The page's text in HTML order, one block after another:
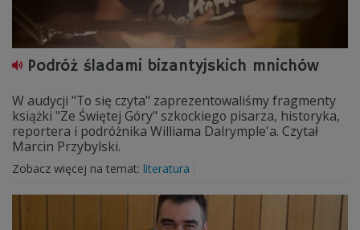
Podróż śladami bizantyjskich mnichów
W audycji "To się czyta" zaprezentowaliśmy fragmenty
książki "Ze Świętej Góry" szkockiego pisarza, historyka,
reportera i podróżnika Williama Dalrymple'a. Czytał
Marcin Przybylski.
Zobacz więcej na temat: literatura